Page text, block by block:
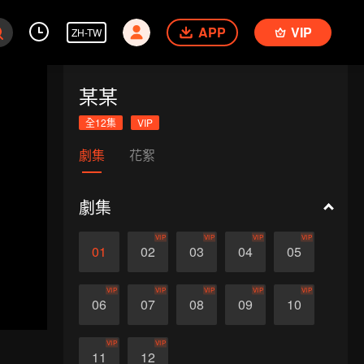
ZH-TW APP VIP
某某
全12集 VIP
劇集 花絮
劇集
01 02
VIP
03
VIP
04
VIP
05
VIP
06
VIP
07
VIP
08
VIP
09
VIP
10
VIP
11
VIP
12
VIP